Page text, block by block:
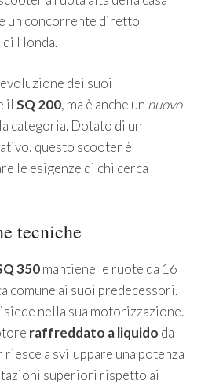
un concorrente diretto
Honda.
dei suoi
il SQ 200, ma è anche un nuovo
categoria. Dotato di un
questo scooter è
le esigenze di chi cerca
tecniche
350mantiene le ruote da 16
comune ai suoi predecessori.
nella sua motorizzazione.
raffreddato a liquido da
a sviluppare una potenza
superiori rispetto ai